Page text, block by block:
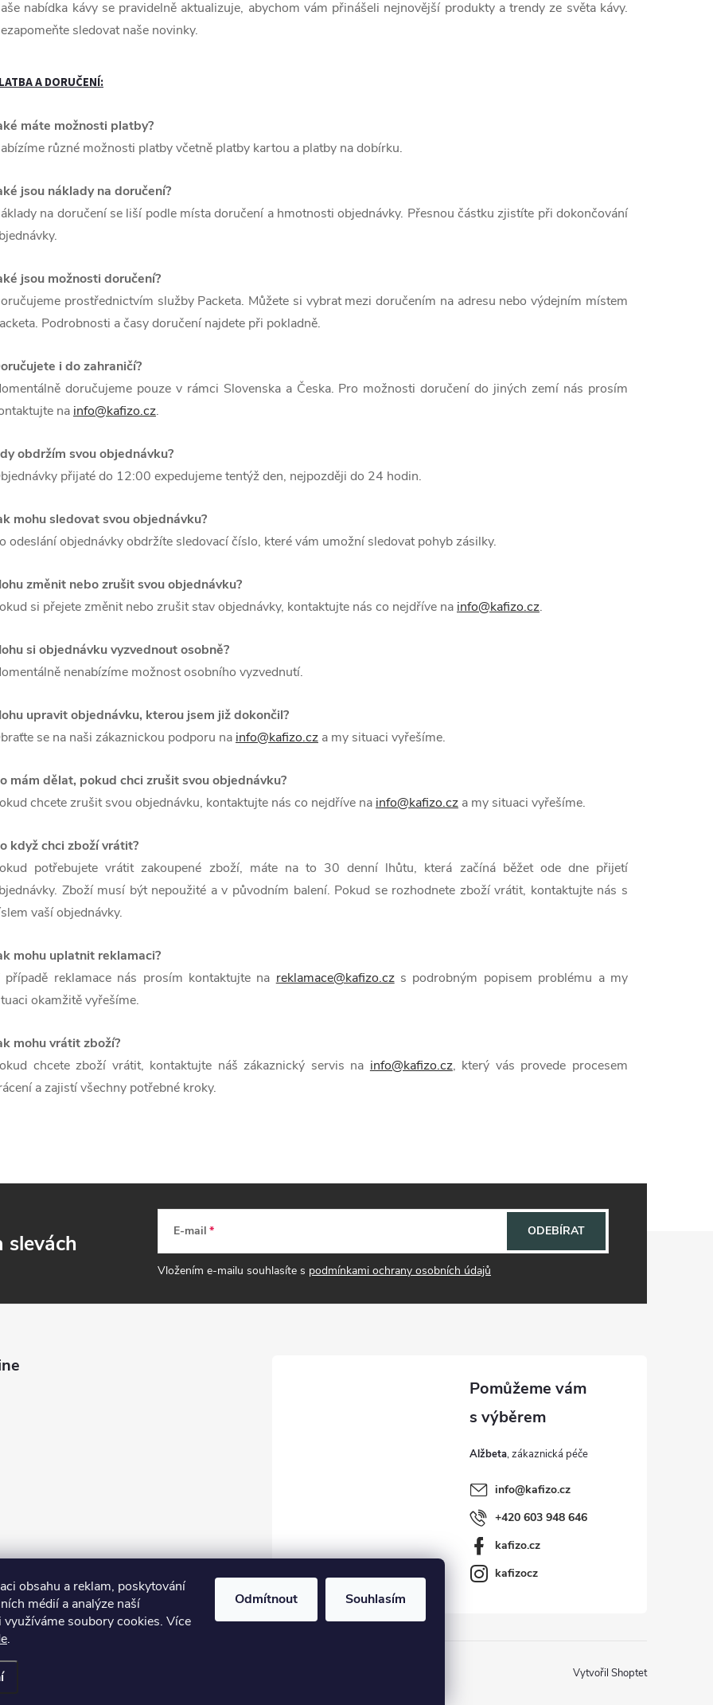
obsahu a reklam, poskytování
médií a analýze naší
využíváme soubory cookies. Více
.
Odmítnout Souhlasím
nabídka kávy se pravidelně aktualizuje, abychom vám přinášeli nejnovější produkty a trendy ze světa kávy.
sledovat naše novinky.
A DORUČENÍ:
máte možnosti platby?
různé možnosti platby včetně platby kartou a platby na dobírku.
jsou náklady na doručení?
na doručení se liší podle místa doručení a hmotnosti objednávky. Přesnou částku zjistíte při dokončování
jsou možnosti doručení?
prostřednictvím služby Packeta. Můžete si vybrat mezi doručením na adresu nebo výdejním místem
Podrobnosti a časy doručení najdete při pokladně.
i do zahraničí?
doručujeme pouze v rámci Slovenska a Česka. Pro možnosti doručení do jiných zemí nás prosím
na info@kafizo.cz.
obdržím svou objednávku?
přijaté do 12:00 expedujeme tentýž den, nejpozději do 24 hodin.
mohu sledovat svou objednávku?
odeslání objednávky obdržíte sledovací číslo, které vám umožní sledovat pohyb zásilky.
změnit nebo zrušit svou objednávku?
si přejete změnit nebo zrušit stav objednávky, kontaktujte nás co nejdříve na info@kafizo.cz.
si objednávku vyzvednout osobně?
nenabízíme možnost osobního vyzvednutí.
upravit objednávku, kterou jsem již dokončil?
se na naši zákaznickou podporu na info@kafizo.cz a my situaci vyřešíme.
mám dělat, pokud chci zrušit svou objednávku?
chcete zrušit svou objednávku, kontaktujte nás co nejdříve na info@kafizo.cz a my situaci vyřešíme.
když chci zboží vrátit?
potřebujete vrátit zakoupené zboží, máte na to 30 denní lhůtu, která začíná běžet ode dne přijetí
Zboží musí být nepoužité a v původním balení. Pokud se rozhodnete zboží vrátit, kontaktujte nás s
vaší objednávky.
mohu uplatnit reklamaci?
případě reklamace nás prosím kontaktujte na reklamace@kafizo.czs podrobným popisem problému a my
okamžitě vyřešíme.
mohu vrátit zboží?
chcete zboží vrátit, kontaktujte náš zákaznický servis na info@kafizo.cz, který vás provede procesem
a zajistí všechny potřebné kroky.
slevách E-mail
Vložením e-mailu souhlasíte s podmínkami ochrany osobních údajů
ODEBÍRAT
Alžbeta
info@kafizo.cz
+420 603 948 646
kafizo.cz
kafizocz
Vytvořil Shoptet
cookies